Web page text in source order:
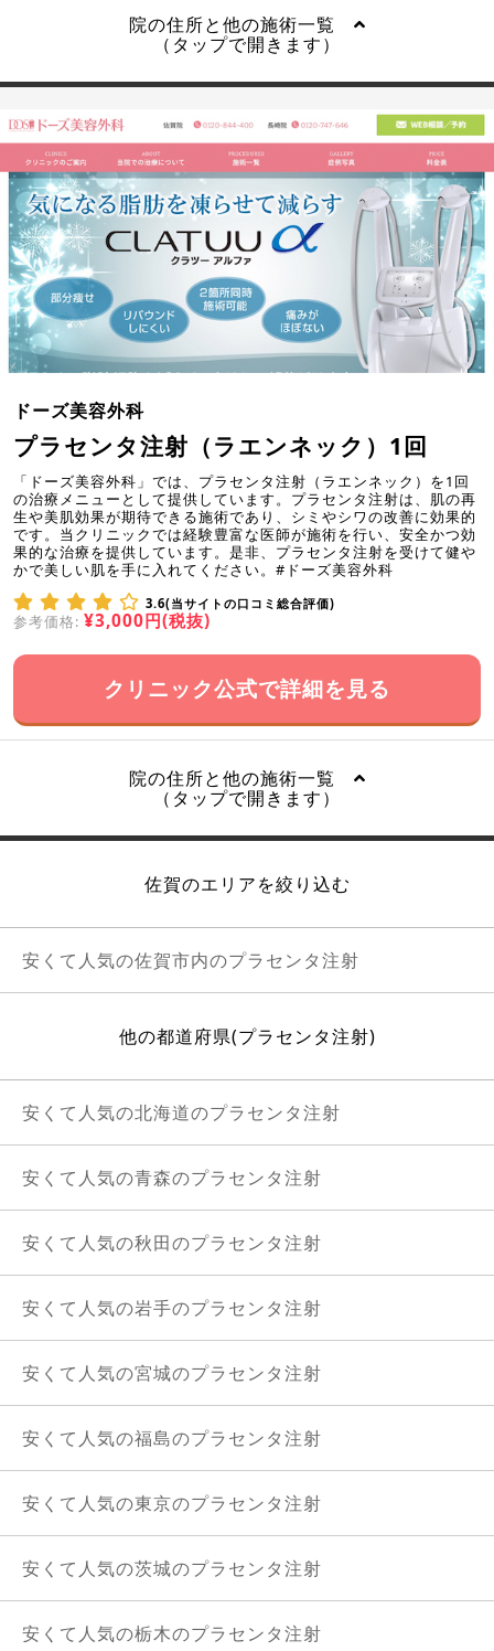
院の住所と他の施術一覧
（タップで開きます）
ドーズ美容外科
プラセンタ注射（ラエンネック）1回
「ドーズ美容外科」では、プラセンタ注射（ラエンネック）を1回
の治療メニューとして提供しています。プラセンタ注射は、肌の再
生や美肌効果が期待できる施術であり、シミやシワの改善に効果的
です。当クリニックでは経験豊富な医師が施術を行い、安全かつ効
果的な治療を提供しています。是非、プラセンタ注射を受けて健や
かで美しい肌を手に入れてください。#ドーズ美容外科
3.6(当サイトの口コミ総合評価)
参考価格: ¥3,000円(税抜)
クリニック公式で詳細を見る
院の住所と他の施術一覧
（タップで開きます）
佐賀のエリアを絞り込む
安くて人気の佐賀市内のプラセンタ注射
他の都道府県(プラセンタ注射)
安くて人気の北海道のプラセンタ注射
安くて人気の青森のプラセンタ注射
安くて人気の秋田のプラセンタ注射
安くて人気の岩手のプラセンタ注射
安くて人気の宮城のプラセンタ注射
安くて人気の福島のプラセンタ注射
安くて人気の東京のプラセンタ注射
安くて人気の茨城のプラセンタ注射
安くて人気の栃木のプラセンタ注射